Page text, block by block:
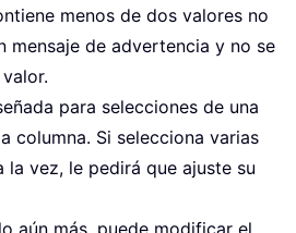
menos de dos valores no
mensaje de advertencia y no se
para selecciones de una
columna. Si selecciona varias
la vez, le pedirá que ajuste su
aún más, puede modificar el